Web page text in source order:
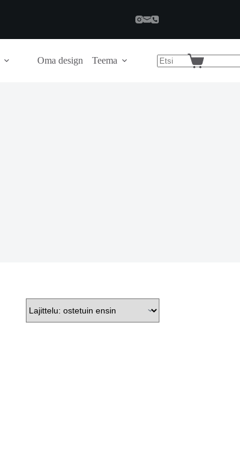
Oma design Teema
Shopping